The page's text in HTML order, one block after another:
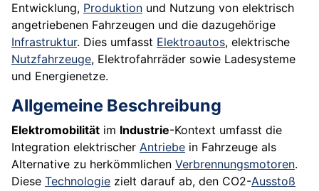
Entwicklung, Produktion und Nutzung von elektrisch
angetriebenen Fahrzeugen und die dazugehörige
Infrastruktur. Dies umfasst Elektroautos, elektrische
Nutzfahrzeuge, Elektrofahrräder sowie Ladesysteme
und Energienetze.
Allgemeine Beschreibung
Elektromobilität im Industrie-Kontext umfasst die
Integration elektrischer Antriebe in Fahrzeuge als
Alternative zu herkömmlichen Verbrennungsmotoren.
Diese Technologie zielt darauf ab, den CO2-Ausstoß